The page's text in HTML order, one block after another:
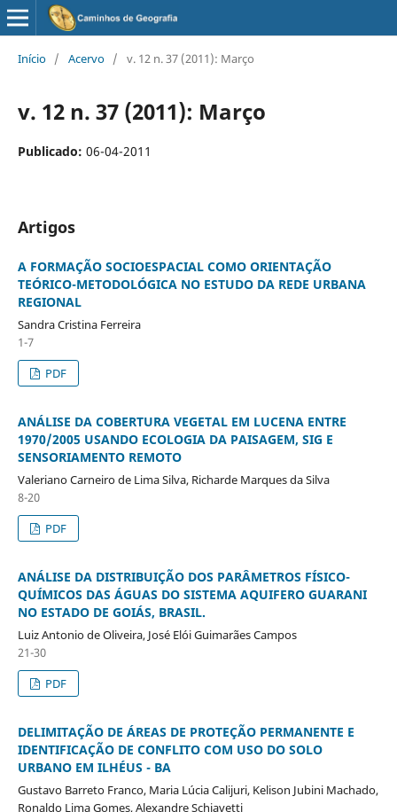
Início / Acervo / v. 12 n. 37 (2011): Março
v. 12 n. 37 (2011): Março
Publicado: 06-04-2011
Artigos
A FORMAÇÃO SOCIOESPACIAL COMO ORIENTAÇÃO
TEÓRICO-METODOLÓGICA NO ESTUDO DA REDE URBANA
REGIONAL
Sandra Cristina Ferreira
1-7
PDF
ANÁLISE DA COBERTURA VEGETAL EM LUCENA ENTRE
1970/2005 USANDO ECOLOGIA DA PAISAGEM, SIG E
SENSORIAMENTO REMOTO
Valeriano Carneiro de Lima Silva, Richarde Marques da Silva
8-20
PDF
ANÁLISE DA DISTRIBUIÇÃO DOS PARÂMETROS FÍSICO-
QUÍMICOS DAS ÁGUAS DO SISTEMA AQUIFERO GUARANI
NO ESTADO DE GOIÁS, BRASIL.
Luiz Antonio de Oliveira, José Elói Guimarães Campos
21-30
PDF
DELIMITAÇÃO DE ÁREAS DE PROTEÇÃO PERMANENTE E
IDENTIFICAÇÃO DE CONFLITO COM USO DO SOLO
URBANO EM ILHÉUS - BA
Gustavo Barreto Franco, Maria Lúcia Calijuri, Kelison Jubini Machado,
Ronaldo Lima Gomes, Alexandre Schiavetti